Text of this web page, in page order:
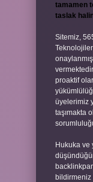
tamamen
taslak
Sitemiz,
proaktif
üyelerimiz
taşımakta
Hukuka ve